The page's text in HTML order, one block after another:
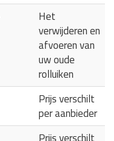
Het
verwijderen en
afvoeren van
uw oude
rolluiken
Prijs verschilt
per aanbieder
Prijs verschilt